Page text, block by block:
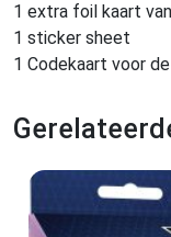
1 extra foil kaart
1 sticker sheet
1 Codekaart voor